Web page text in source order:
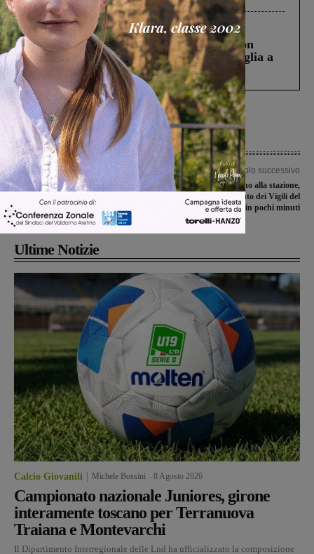
Cronaca 3 Agosto 2026
Scomparso da una struttura di Castiglion
Fiorentino l’uomo che aveva ucciso la figlia a
Levane nel 2020
Articolo precedente
Emergenza nei fiumi per la scarsità
Resco
Articolo successivo
A fuoco sterpaglie vicino alla stazione,
immediato intervento dei Vigili del
fuoco. Tutto risolto in pochi minuti
Ultime Notizie
Calcio Giovanili Michele Bossini 8 Agosto 2026
Campionato nazionale Juniores, girone
interamente toscano per Terranuova
Traiana e Montevarchi
Il Dipartimento Interregionale delle Lnd ha ufficializzato la composizione